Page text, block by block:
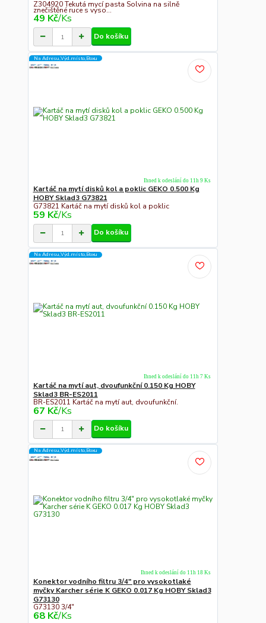
Z304920 Tekutá mycí pasta Solvina na silně
znečištěné ruce s vyso...
49 Kč/Ks
Do košíku
Na Adresu,Výd.místo,Boxu
Kartáč na mytí disků kol a poklic GEKO 0.500 Kg
HOBY Sklad3 G73821
G73821 Kartáč na mytí disků kol a poklic
59 Kč/Ks
Ihned k odeslání do 11h 9 Ks
Do košíku
Na Adresu,Výd.místo,Boxu
Kartáč na mytí aut, dvoufunkční 0.150 Kg HOBY
Sklad3 BR-ES2011
BR-ES2011 Kartáč na mytí aut, dvoufunkční.
67 Kč/Ks
Ihned k odeslání do 11h 7 Ks
Do košíku
Na Adresu,Výd.místo,Boxu
Konektor vodního filtru 3/4" pro vysokotlaké
myčky Karcher série K GEKO 0.017 Kg HOBY Sklad3
G73130
G73130 3/4"
68 Kč/Ks
Ihned k odeslání do 11h 18 Ks